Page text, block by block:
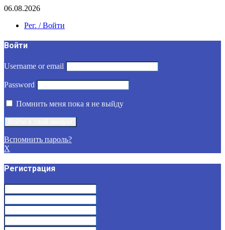
06.08.2026
Рег. / Войти
Войти
Username or email
Password
Помнить меня пока я не выйду
Вспомнить пароль?
X
Регистрация